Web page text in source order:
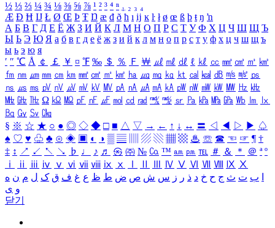
½ ⅓ ⅔ ¼ ¾ ⅛ ⅜ ⅝ ⅞ ¹ ² ³ ⁴ ⁿ ₁ ₂ ₃ ₄
Æ Ð Ħ Ĳ Ł Ø Œ Þ Ŧ Ŋ æ đ ð ħ ı ĳ ĸ ŀ ł ø œ ß þ ŧ ŋ ŉ
А Б В Г Д Е Ё Ж З И Й К Л М Н О П Р С Т У Ф Х Ц Ч Ш Щ Ъ
Ы Ь Э Ю Я а б в г д е ё ж з и й к л м н о п р с т у ф х ц ч ш щ ъ
ы ь э ю я
′ ″ ℃ Å ￠ ￡ ￥ ¤ ℉ ‰ ＄ ％ Ｆ ￦ ㎕ ㎖ ㎗ ℓ ㎘ ㏄ ㎣ ㎤ ㎥ ㎦
㎙ ㎚ ㎛ ㎜ ㎝ ㎞ ㎟ ㎠ ㎡ ㎢ ㏊ ㎍ ㎎ ㎏ ㏏ ㎈ ㎉ ㏈ ㎧ ㎨ ㎰
㎱ ㎲ ㎳ ㎴ ㎵ ㎶ ㎷ ㎸ ㎹ ㎀ ㎁ ㎂ ㎃ ㎄ ㎺ ㎻ ㎽ ㎾ ㎿ ㎐ ㎑
㎒ ㎓ ㎔ Ω ㏀ ㏁ ㎊ ㎋ ㎌ ㏖ ㏅ ㎭ ㎮ ㎯ ㏛ ㎩ ㎪ ㎫ ㎬ ㏝ ㏐
㏓
㏃ ㏉ ㏜ ㏆
§ ※ ☆ ★ ○ ● ◎ ◇ ◆ □ ■ △ ▽ → ← ↑ ↓ ↔ 〓 ◁ ◀ ▷ ▶ ♤
♠ ♡ ♥ ♧ ♣ ⊙ ◈ ▣ ◐ ◑ ▒ ▤ ▨ ▧ ▦ ▩ ♨ ☏ ☎ ☜ ☞ ¶ †
‡ ↕ ↗ ↙ ↖ ↘ ♭ ♩ ♪ ♬ ㉿ ㈜ № ㏇ ™ ㏂ ㏘ ℡ ＃ ＆ ＊ ＠ ª º
ⅰ
ⅱ ⅲ ⅳ ⅴ ⅵ ⅶ ⅷ ⅸ ⅹ Ⅳ Ⅴ Ⅵ Ⅶ Ⅷ Ⅸ Ⅹ
ب ت ث ج ح خ د ذ ر ز س ش ص ض ط ظ ع غ ف ق ک ل م ن ه
و ی
닫기